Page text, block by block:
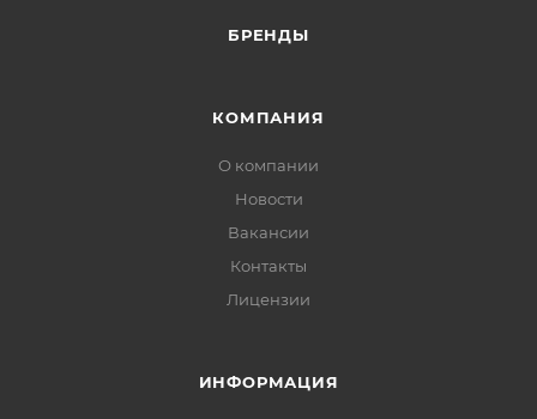
БРЕНДЫ
КОМПАНИЯ
О компании
Новости
Вакансии
Контакты
Лицензии
ИНФОРМАЦИЯ